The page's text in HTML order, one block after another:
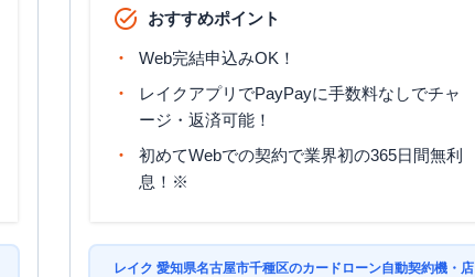
おすすめポイント
Web完結申込みOK！
レイクアプリでPayPayに手数料なしでチャ
ージ・返済可能！
初めてWebでの契約で業界初の365日間無利
息！※
レイク 愛知県名古屋市千種区のカードローン自動契約機・店